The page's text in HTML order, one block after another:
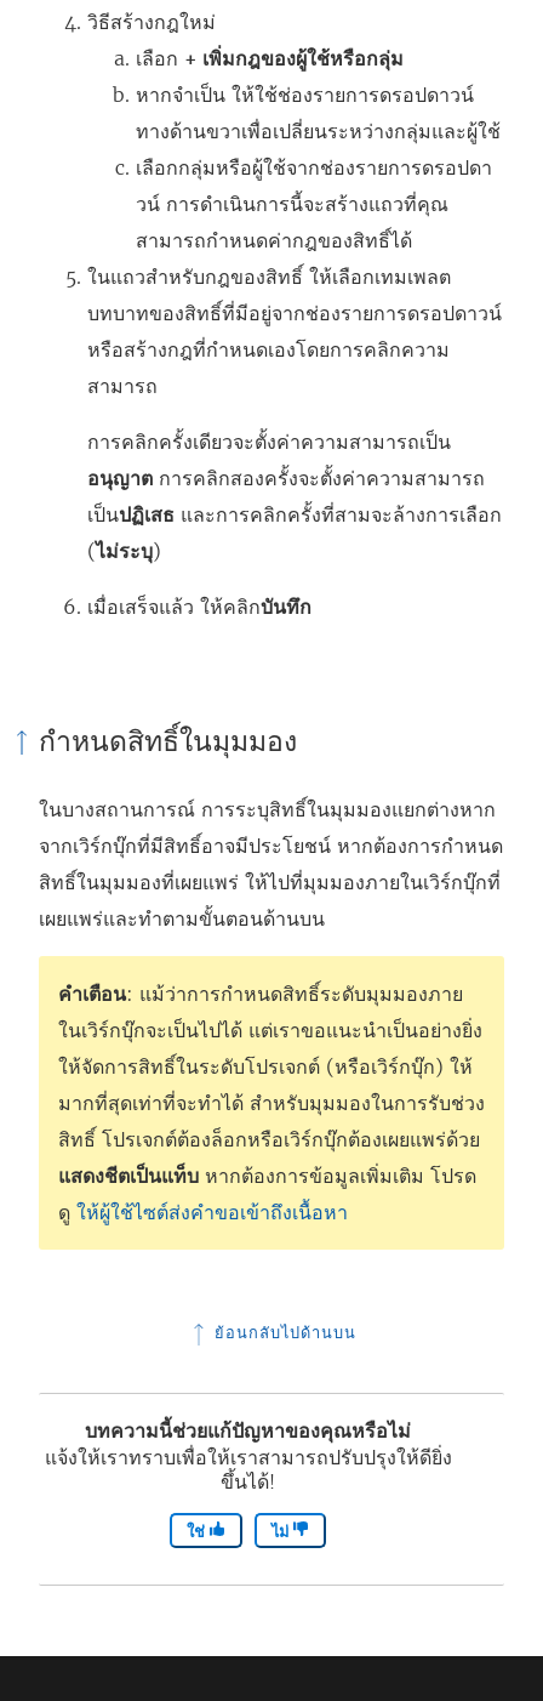
วิธีสร้างกฎใหม่
เลือก + เพิ่มกฎของผู้ใช้หรือกลุ่ม
หากจำเป็น ให้ใช้ช่องรายการดรอปดาวน์
ทางด้านขวาเพื่อเปลี่ยนระหว่างกลุ่มและผู้ใช้
เลือกกลุ่มหรือผู้ใช้จากช่องรายการดรอปดา
วน์ การดำเนินการนี้จะสร้างแถวที่คุณ
สามารถกำหนดค่ากฎของสิทธิ์ได้
ในแถวสำหรับกฎของสิทธิ์ ให้เลือกเทมเพลต
บทบาทของสิทธิ์ที่มีอยู่จากช่องรายการดรอปดาวน์
หรือสร้างกฎที่กำหนดเองโดยการคลิกความ
สามารถ
การคลิกครั้งเดียวจะตั้งค่าความสามารถเป็น
อนุญาต การคลิกสองครั้งจะตั้งค่าความสามารถ
เป็นปฏิเสธ และการคลิกครั้งที่สามจะล้างการเลือก
(ไม่ระบุ)
เมื่อเสร็จแล้ว ให้คลิกบันทึก
กำหนดสิทธิ์ในมุมมอง
ในบางสถานการณ์ การระบุสิทธิ์ในมุมมองแยกต่างหาก
จากเวิร์กบุ๊กที่มีสิทธิ์อาจมีประโยชน์ หากต้องการกำหนด
สิทธิ์ในมุมมองที่เผยแพร่ ให้ไปที่มุมมองภายในเวิร์กบุ๊กที่
เผยแพร่และทำตามขั้นตอนด้านบน
คำเตือน: แม้ว่าการกำหนดสิทธิ์ระดับมุมมองภาย
ในเวิร์กบุ๊กจะเป็นไปได้ แต่เราขอแนะนำเป็นอย่างยิ่ง
ให้จัดการสิทธิ์ในระดับโปรเจกต์ (หรือเวิร์กบุ๊ก) ให้
มากที่สุดเท่าที่จะทำได้ สำหรับมุมมองในการรับช่วง
สิทธิ์ โปรเจกต์ต้องล็อกหรือเวิร์กบุ๊กต้องเผยแพร่ด้วย
แสดงชีตเป็นแท็บ หากต้องการข้อมูลเพิ่มเติม โปรด
ดู ให้ผู้ใช้ไซต์ส่งคำขอเข้าถึงเนื้อหา
ย้อนกลับไปด้านบน
บทความนี้ช่วยแก้ปัญหาของคุณหรือไม่
แจ้งให้เราทราบเพื่อให้เราสามารถปรับปรุงให้ดียิ่ง
ขึ้นได้!
ใช่ ไม่